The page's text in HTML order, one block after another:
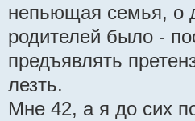
непьющая семья, о
родителей было -
предъявлять
лезть.
Мне 42, а я до сих